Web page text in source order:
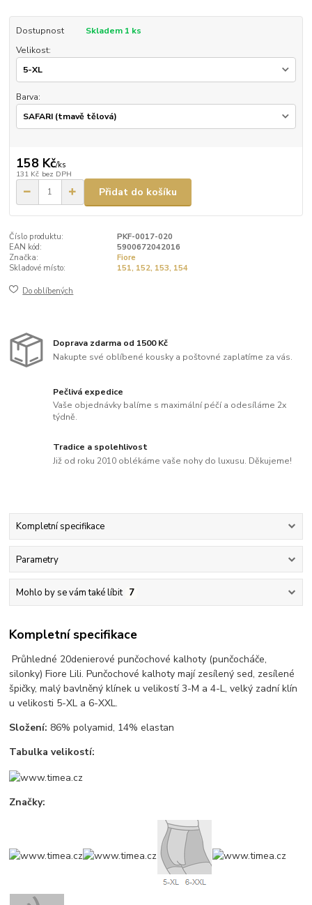
Dostupnost
Skladem 1 ks
Velikost:
Barva:
158 Kč/ks
131 Kč bez DPH
Přidat do košíku
Číslo produktu:
PKF-0017-020
EAN kód:
5900672042016
Značka:
Fiore
Skladové místo:
151, 152, 153, 154
Do oblíbených
Doprava zdarma od 1500 Kč
Nakupte své oblíbené kousky a poštovné zaplatíme za vás.
Pečlivá expedice
Vaše objednávky balíme s maximální péčí a odesíláme 2x
týdně.
Tradice a spolehlivost
Již od roku 2010 oblékáme vaše nohy do luxusu. Děkujeme!
Kompletní specifikace
Parametry
Mohlo by se vám také líbit 7
Kompletní specifikace
Průhledné 20denierové punčochové kalhoty (punčocháče,
silonky) Fiore Lili. Punčochové kalhoty mají zesílený sed, zesílené
špičky, malý bavlněný klínek u velikostí 3-M a 4-L, velký zadní klín
u velikosti 5-XL a 6-XXL.
Složení: 86% polyamid, 14% elastan
Tabulka velikostí:
Značky: